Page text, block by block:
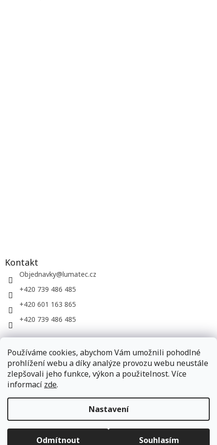
Používáme cookies, abychom Vám umožnili pohodlné
prohlížení webu a díky analýze provozu webu neustále
zlepšovali jeho funkce, výkon a použitelnost. Více
informací zde.
Nastavení
Odmítnout Souhlasím
Kontakt
Objednavky@lumatec.cz
+420 739 486 485
+420 601 163 865
+420 739 486 485
LUMATEC, s.r.o. - web společnosti
Vytvořil Shoptet
Copyright 2026LUMATEC.store. Všechna práva vyhrazena.
Upravit nastavení cookies